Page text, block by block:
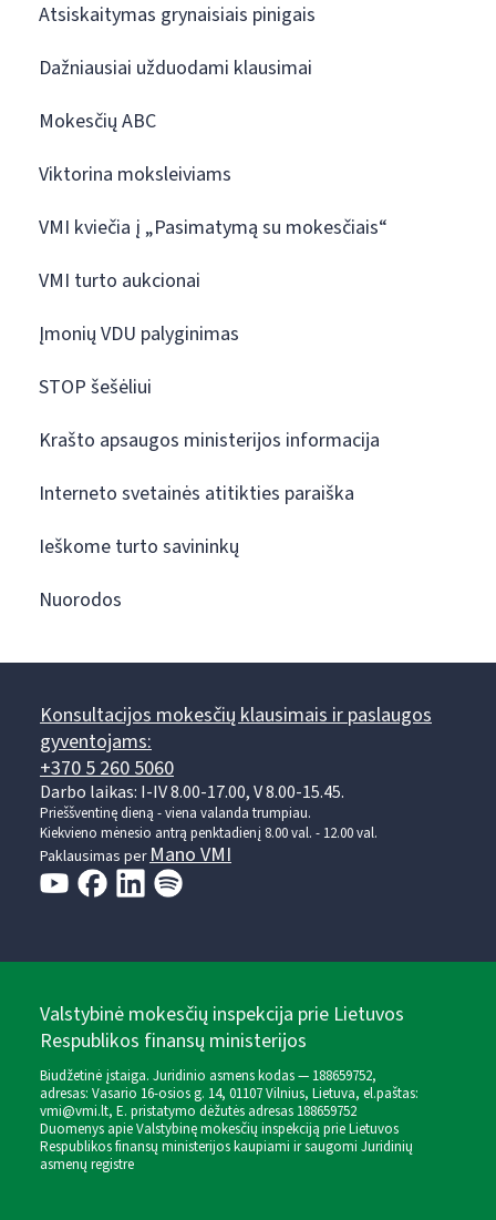
Atsiskaitymas grynaisiais pinigais
Dažniausiai užduodami klausimai
Mokesčių ABC
Viktorina moksleiviams
VMI kviečia į „Pasimatymą su mokesčiais“
VMI turto aukcionai
Įmonių VDU palyginimas
STOP šešėliui
Krašto apsaugos ministerijos informacija
Interneto svetainės atitikties paraiška
Ieškome turto savininkų
Nuorodos
Konsultacijos mokesčių klausimais ir paslaugos
gyventojams:
+370 5 260 5060
Darbo laikas: I-IV 8.00-17.00, V 8.00-15.45.
Prieššventinę dieną - viena valanda trumpiau.
Kiekvieno mėnesio antrą penktadienį 8.00 val. - 12.00 val.
Paklausimas perMano VMI
Valstybinė mokesčių inspekcija prie Lietuvos
Respublikos finansų ministerijos
Biudžetinė įstaiga. Juridinio asmens kodas — 188659752,
adresas: Vasario 16-osios g. 14, 01107 Vilnius, Lietuva, el.paštas:
vmi@vmi.lt, E. pristatymo dėžutės adresas 188659752
Duomenys apie Valstybinę mokesčių inspekciją prie Lietuvos
Respublikos finansų ministerijos kaupiami ir saugomi Juridinių
asmenų registre